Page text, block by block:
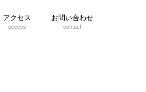
アクセス
access
お問い合わせ
contact